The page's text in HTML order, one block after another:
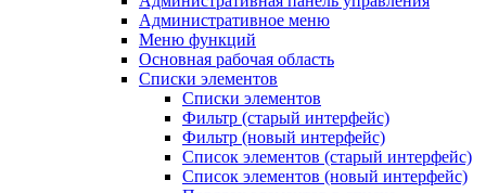
Административное меню
Меню функций
Основная рабочая область
Списки элементов
Списки элементов
Фильтр (старый интерфейс)
Фильтр (новый интерфейс)
Список элементов (старый интерфейс)
Список элементов (новый интерфейс)